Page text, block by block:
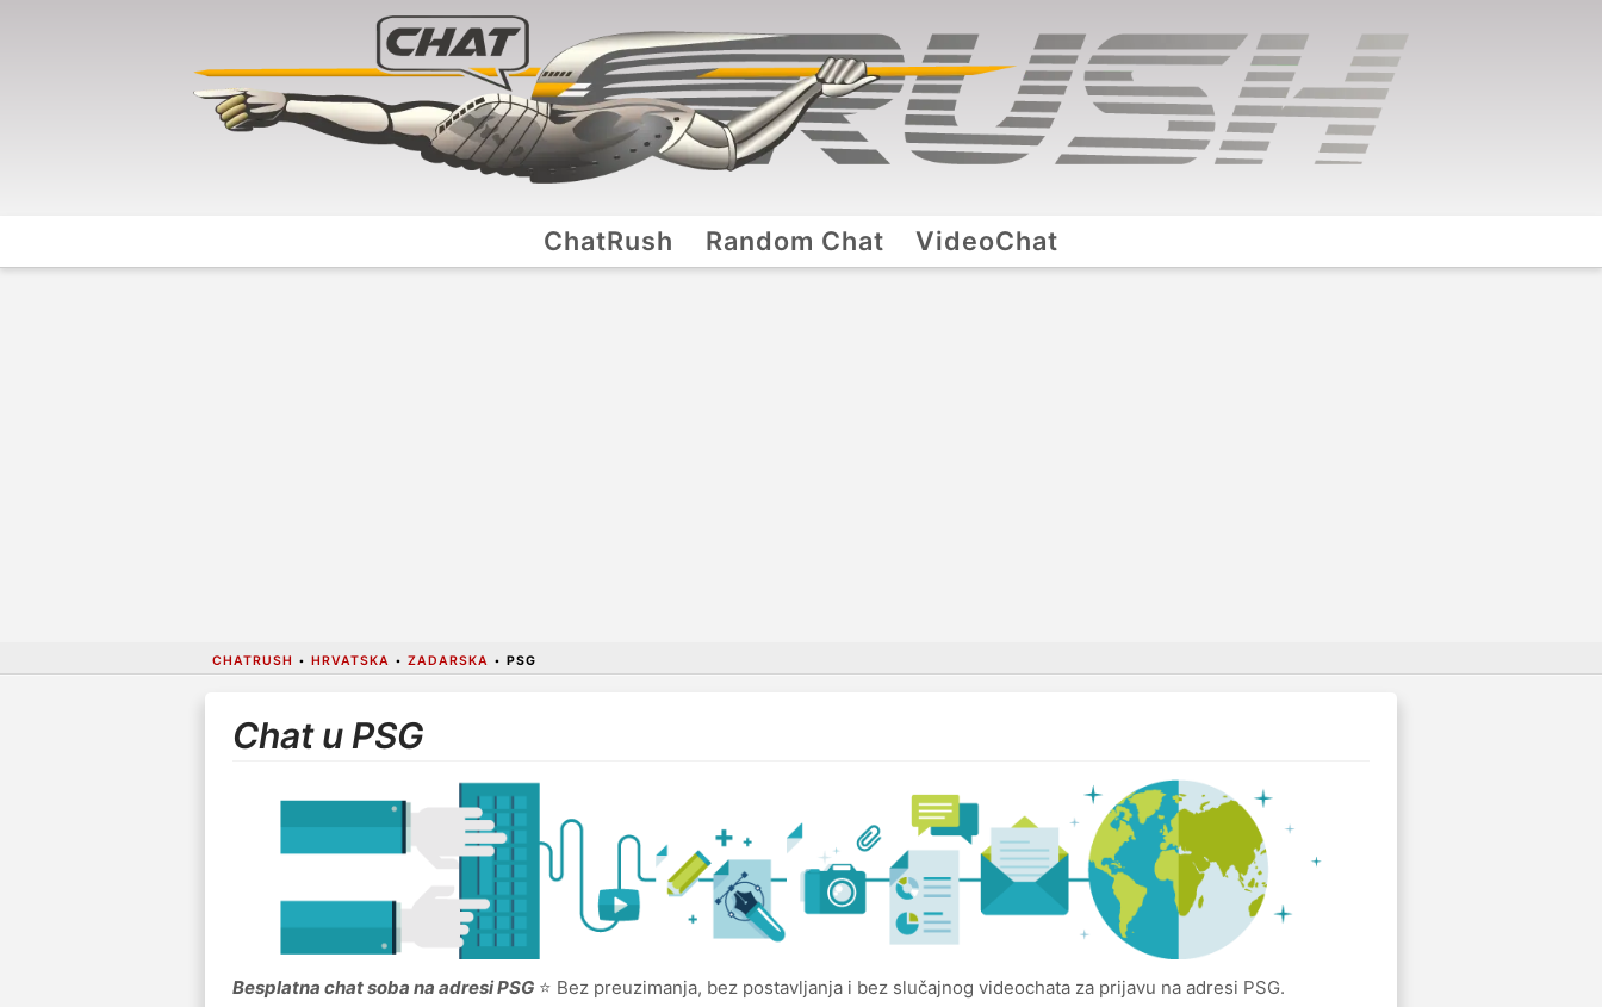
ChatRush Random Chat VideoChat
CHATRUSH • HRVATSKA • ZADARSKA • PSG
Chat u PSG
Besplatna chat soba na adresi PSG⭐ Bez preuzimanja, bez postavljanja i bez slučajnog videochata za prijavu na adresi PSG.